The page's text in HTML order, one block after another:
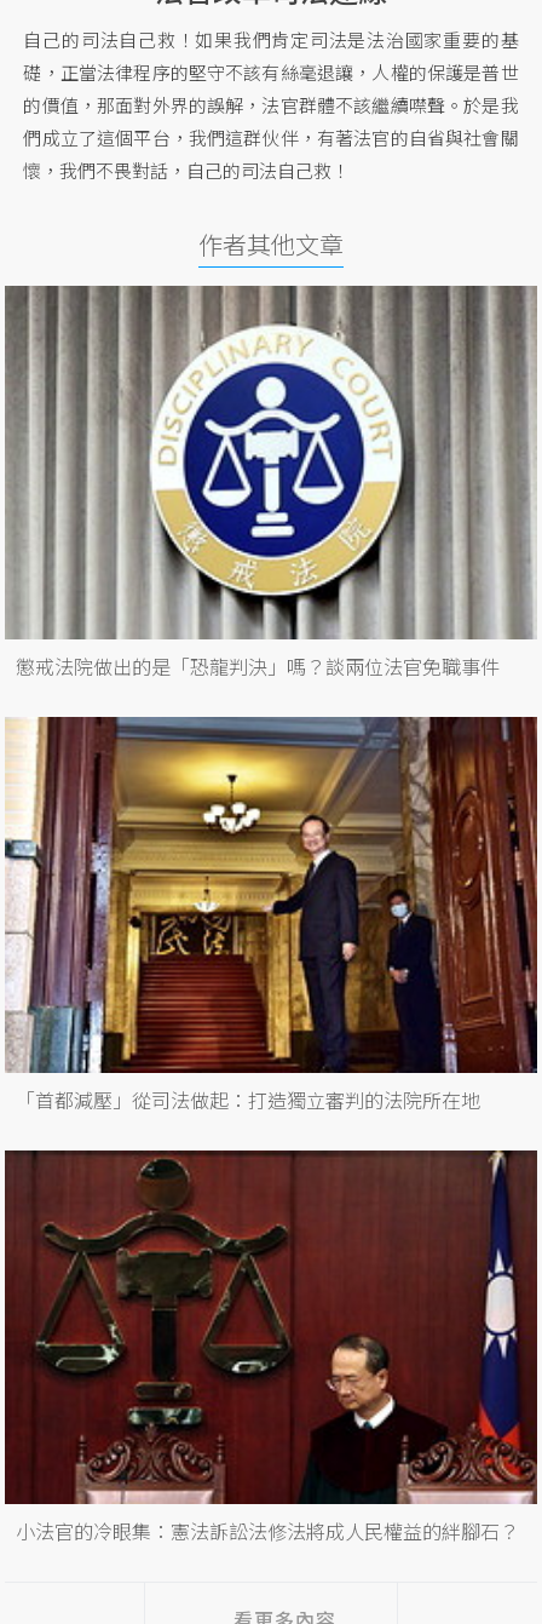
自己的司法自己救！如果我們肯定司法是法治國家重要的基
礎，正當法律程序的堅守不該有絲毫退讓，人權的保護是普世
的價值，那面對外界的誤解，法官群體不該繼續噤聲。於是我
們成立了這個平台，我們這群伙伴，有著法官的自省與社會關
懷，我們不畏對話，自己的司法自己救！
作者其他文章
懲戒法院做出的是「恐龍判決」嗎？談兩位法官免職事件
「首都減壓」從司法做起：打造獨立審判的法院所在地
小法官的冷眼集：憲法訴訟法修法將成人民權益的絆腳石？